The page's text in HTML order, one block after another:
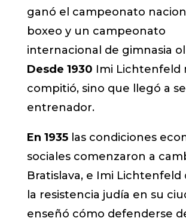
ganó el campeonato
boxeo y un campeonato
internacional de gimnasia
Desde 1930 Imi Lichtenfeld
compitió, sino que llegó a
entrenador.
En 1935 las condiciones
sociales comenzaron a
Bratislava, e Imi Lichtenfeld
la resistencia judía en su
enseñó cómo defenderse